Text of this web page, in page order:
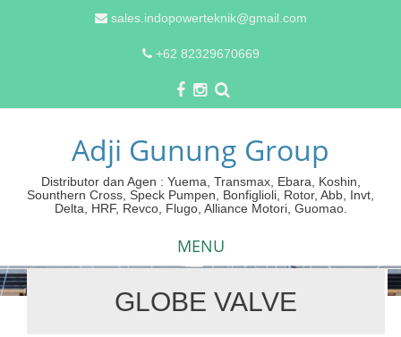
sales.indopowerteknik@gmail.com
+62 82329670669
Adji Gunung Group
Distributor dan Agen : Yuema, Transmax, Ebara, Koshin,
Sounthern Cross, Speck Pumpen, Bonfiglioli, Rotor, Abb, Invt,
Delta, HRF, Revco, Flugo, Alliance Motori, Guomao.
MENU
GLOBE VALVE